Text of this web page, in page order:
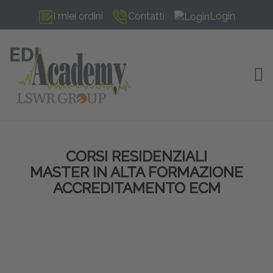
I miei ordini Contatti Login
CORSI RESIDENZIALI
MASTER IN ALTA FORMAZIONE
ACCREDITAMENTO ECM